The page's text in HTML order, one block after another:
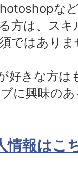
な
方は、ス
ではあり
好きな方は
に興味の
情報はこ